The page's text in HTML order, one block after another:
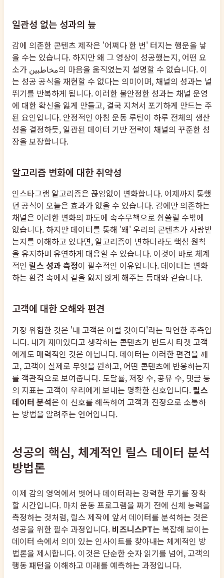
일관성 없는 성과의 늪
감에 의존한 콘텐츠 제작은 '어쩌다 한 번' 터지는 행운을 낳
을 수는 있습니다. 하지만 왜 그 영상이 성공했는지, 어떤 요
소가 مخاطبین의 마음을 움직였는지 설명할 수 없습니다. 이
는 성공 공식을 재현할 수 없다는 의미이며, 채널의 성과는 널
뛰기를 반복하게 됩니다. 이러한 불안정한 성과는 채널 운영
에 대한 확신을 잃게 만들고, 결국 지쳐서 포기하게 만드는 주
된 요인입니다. 안정적인 아침 운동 루틴이 하루 전체의 생산
성을 결정하듯, 일관된 데이터 기반 전략이 채널의 꾸준한 성
장을 보장합니다.
알고리즘 변화에 대한 취약성
인스타그램 알고리즘은 끊임없이 변화합니다. 어제까지 통했
던 공식이 오늘은 효과가 없을 수 있습니다. 감에만 의존하는
채널은 이러한 변화의 파도에 속수무책으로 휩쓸릴 수밖에
없습니다. 하지만 데이터를 통해 '왜' 우리의 콘텐츠가 사랑받
는지를 이해하고 있다면, 알고리즘이 변하더라도 핵심 원칙
을 유지하며 유연하게 대응할 수 있습니다. 이것이 바로 체계
적인 릴스 성과 측정이 필수적인 이유입니다. 데이터는 변화
하는 환경 속에서 길을 잃지 않게 해주는 등대와 같습니다.
고객에 대한 오해와 편견
가장 위험한 것은 '내 고객은 이럴 것이다'라는 막연한 추측입
니다. 내가 재미있다고 생각하는 콘텐츠가 반드시 타겟 고객
에게도 매력적인 것은 아닙니다. 데이터는 이러한 편견을 깨
고, 고객이 실제로 무엇을 원하고, 어떤 콘텐츠에 반응하는지
를 객관적으로 보여줍니다. 도달률, 저장 수, 공유 수, 댓글 등
의 지표는 고객이 우리에게 보내는 명확한 신호입니다. 릴스
데이터 분석은 이 신호를 해독하여 고객과 진정으로 소통하
는 방법을 알려주는 언어입니다.
성공의 핵심, 체계적인 릴스 데이터 분석
방법론
이제 감의 영역에서 벗어나 데이터라는 강력한 무기를 장착
할 시간입니다. 마치 운동 프로그램을 짜기 전에 신체 능력을
측정하는 것처럼, 릴스 제작에 앞서 데이터를 분석하는 것은
성공을 위한 필수 과정입니다. 비즈니스PT는 복잡해 보이는
데이터 속에서 의미 있는 인사이트를 찾아내는 체계적인 방
법론을 제시합니다. 이것은 단순한 숫자 읽기를 넘어, 고객의
행동 패턴을 이해하고 미래를 예측하는 과정입니다.